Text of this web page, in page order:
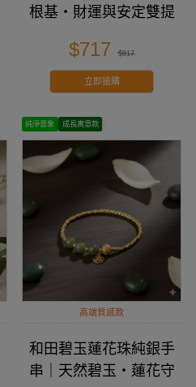
根基・財運與安定雙提
$717 $817
立即搶購
純淨意象 成長寓意款
高端質感款
和田碧玉蓮花珠純銀手
串｜天然碧玉・蓮花守